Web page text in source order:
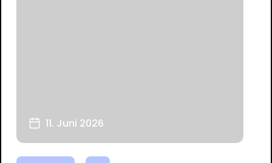
11. Juni 2026